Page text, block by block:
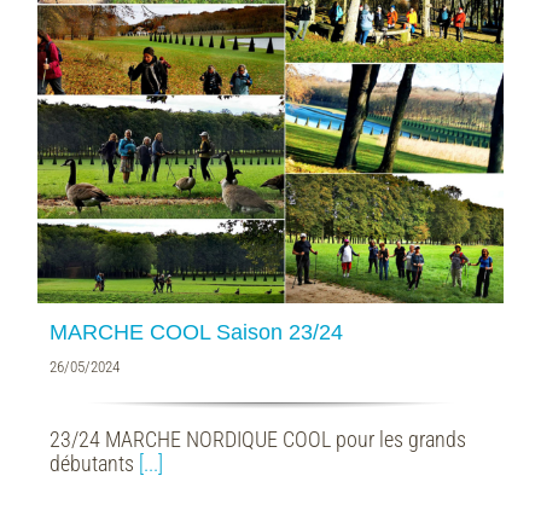
MARCHE COOL Saison 23/24
26/05/2024
23/24 MARCHE NORDIQUE COOL pour les grands
débutants [...]